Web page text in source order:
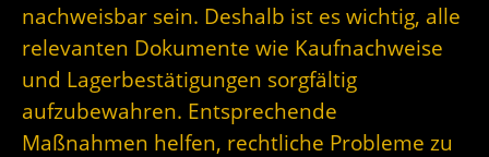
nachweisbar sein. Deshalb ist es wichtig, alle
relevanten Dokumente wie Kaufnachweise
und Lagerbestätigungen sorgfältig
aufzubewahren. Entsprechende
Maßnahmen helfen, rechtliche Probleme zu